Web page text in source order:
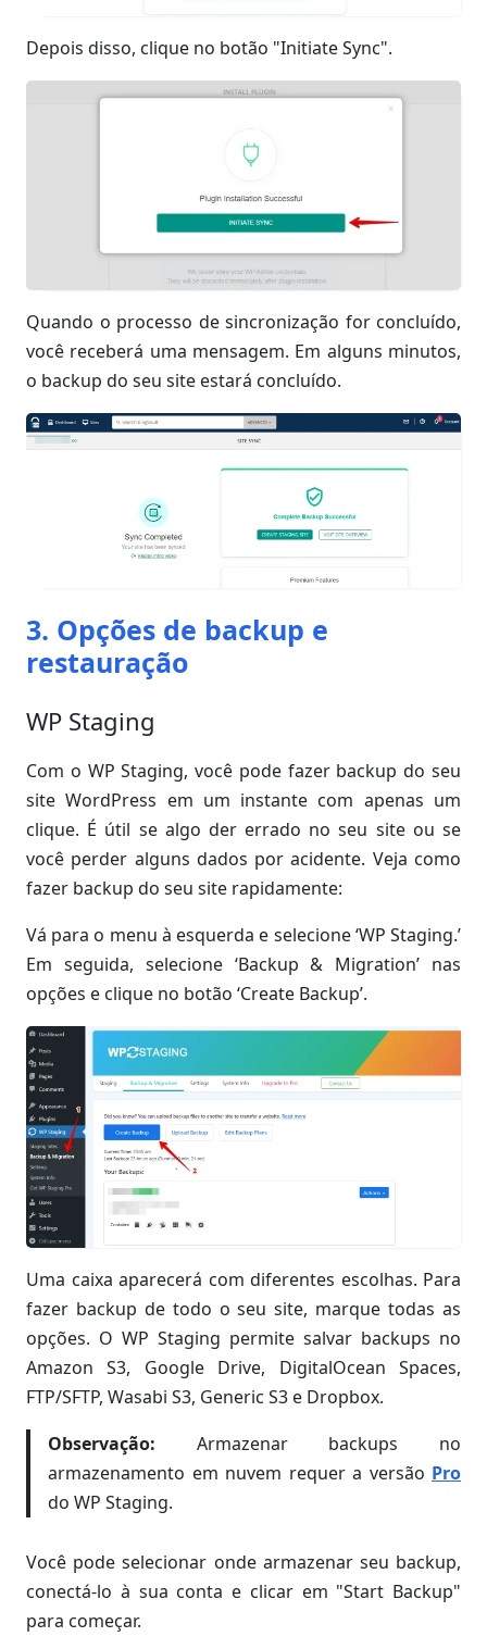
Depois disso, clique no botão "Initiate Sync".
Quando o processo de sincronização for concluído,
você receberá uma mensagem. Em alguns minutos,
o backup do seu site estará concluído.
3. Opções de backup e
restauração
WP Staging
Com o WP Staging, você pode fazer backup do seu
site WordPress em um instante com apenas um
clique. É útil se algo der errado no seu site ou se
você perder alguns dados por acidente. Veja como
fazer backup do seu site rapidamente:
Vá para o menu à esquerda e selecione ‘WP Staging.’
Em seguida, selecione ‘Backup & Migration’ nas
opções e clique no botão ‘Create Backup’.
Uma caixa aparecerá com diferentes escolhas. Para
fazer backup de todo o seu site, marque todas as
opções. O WP Staging permite salvar backups no
Amazon S3, Google Drive, DigitalOcean Spaces,
FTP/SFTP, Wasabi S3, Generic S3 e Dropbox.
Observação: Armazenar backups no
armazenamento em nuvem requer a versão Pro
do WP Staging.
Você pode selecionar onde armazenar seu backup,
conectá-lo à sua conta e clicar em "Start Backup"
para começar.